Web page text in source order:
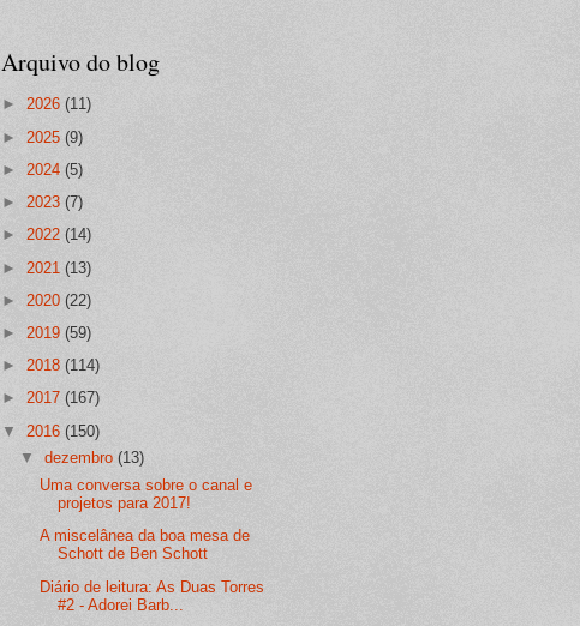
Arquivo do blog
► 2026 (11)
► 2025 (9)
► 2024 (5)
► 2023 (7)
► 2022 (14)
► 2021 (13)
► 2020 (22)
► 2019 (59)
► 2018 (114)
► 2017 (167)
▼ 2016 (150)
▼dezembro(13)
Uma conversa sobre o canal e
projetos para 2017!
A miscelânea da boa mesa de
Schott de Ben Schott
Diário de leitura: As Duas Torres
#2 - Adorei Barb...